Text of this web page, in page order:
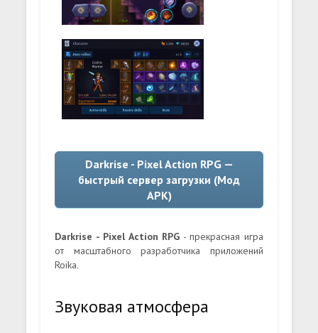
Darkrise - Pixel Action RPG —
быстрый сервер загрузки (Мод
APK)
Darkrise - Pixel Action RPG - прекрасная игра
от масштабного разработчика приложений
Roika.
Звуковая атмосфера